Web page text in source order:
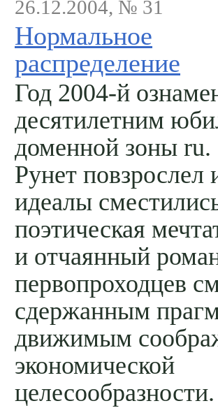
26.12.2004, № 31
Нормальное
распределение
Год 2004-й
десятилетним
доменной зоны ru.
Рунет повзрослел
идеалы
поэтическая
и отчаянный
первопроходцев
сдержанным
движимым
экономической
целесообразности.